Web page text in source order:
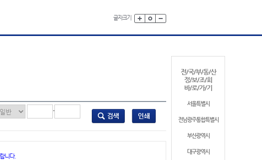
글자크기
전/국/부/동/산
정/보/조/회
바/로/가/기
서울특별시
전남광주통합특별시
부산광역시
대구광역시
-
니다.